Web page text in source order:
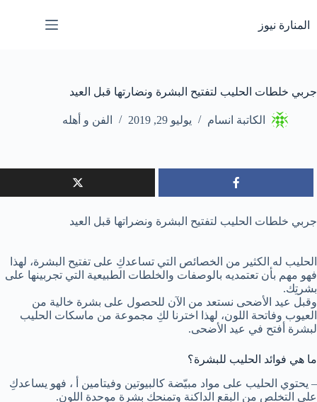
إلى
المحتوى
المنارة نيوز
جربي خلطات الحليب لتفتيح البشرة ونضارتها قبل العيد
الكاتبة انسام يوليو 29, 2019 الفن و أهله
جربي خلطات الحليب لتفتيح البشرة ونضراتها قبل العيد
الحليب له الكثير من الخصائص التي تساعدكِ على تفتيح البشرة، لهذا
فهو مهم بأن تعتمديه بالوصفات والخلطات الطبيعية التي تجربينها على
بشرتِك.
وقبل عيد الأضحى نستعد من الآن للحصول على بشرة خالية من
العيوب وفاتحة اللون، لهذا اخترنا لكِ مجموعة من ماسكات الحليب
لبشرة أفتح في عيد الأضحى.
ما هي فوائد الحليب للبشرة؟
– يحتوي الحليب على مواد مبيّضة كالبيوتين وفيتامين أ ، فهو يساعدكِ
على التخلص من البقع الداكنة وتمنحكِ بشرة موحدة اللون.